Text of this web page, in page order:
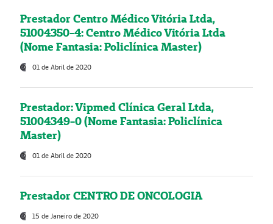
Prestador Centro Médico Vitória Ltda,
51004350-4: Centro Médico Vitória Ltda
(Nome Fantasia: Policlínica Master)
01 de Abril de 2020
Prestador: Vipmed Clínica Geral Ltda,
51004349-0 (Nome Fantasia: Policlínica
Master)
01 de Abril de 2020
Prestador CENTRO DE ONCOLOGIA
15 de Janeiro de 2020